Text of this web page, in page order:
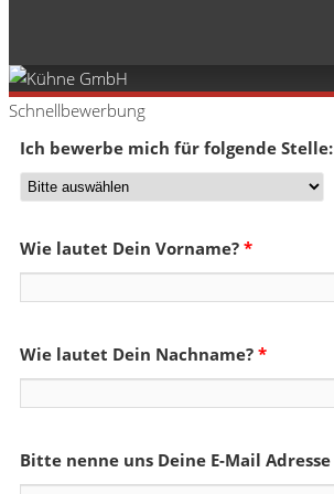
Schnellbewerbung
Ich bewerbe mich für folgende Stelle:
Wie lautet Dein Vorname? *
Wie lautet Dein Nachname? *
Bitte nenne uns Deine E-Mail Adresse